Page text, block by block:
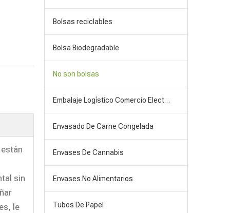
sin
le
Bolsas reciclables
Bolsa Biodegradable
No son bolsas
Embalaje Logístico Comercio Electrónico
Envasado De Carne Congelada
Envases De Cannabis
Envases No Alimentarios
Tubos De Papel